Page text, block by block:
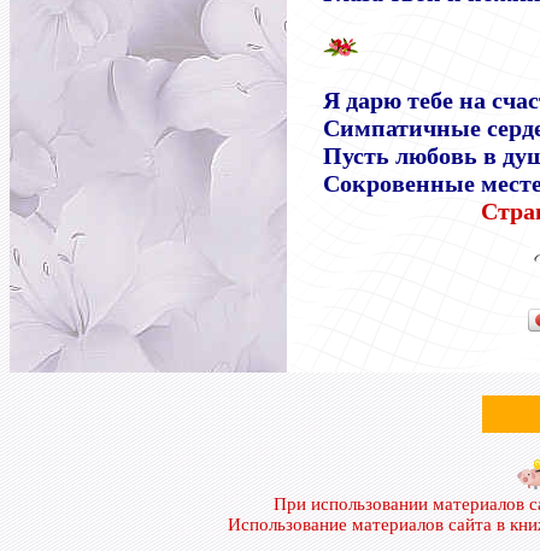
Я дарю тебе на
Симпатичные
Пусть любовь в
Сокровенные
При использовании материалов
Использование материалов сайта в